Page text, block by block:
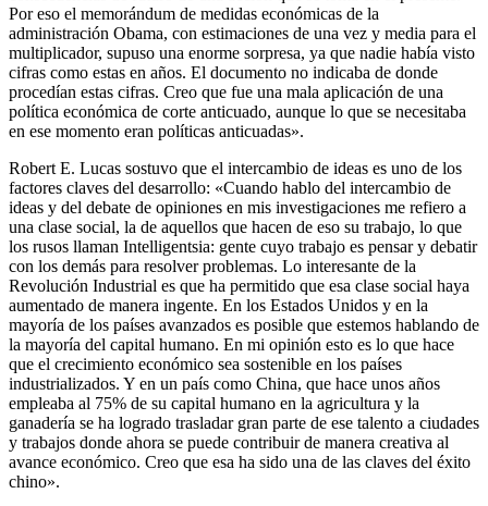
Por eso el memorándum de medidas económicas de la
administración Obama, con estimaciones de una vez y media para el
multiplicador, supuso una enorme sorpresa, ya que nadie había visto
cifras como estas en años. El documento no indicaba de donde
procedían estas cifras. Creo que fue una mala aplicación de una
política económica de corte anticuado, aunque lo que se necesitaba
en ese momento eran políticas anticuadas».
Robert E. Lucas sostuvo que el intercambio de ideas es uno de los
factores claves del desarrollo: «Cuando hablo del intercambio de
ideas y del debate de opiniones en mis investigaciones me refiero a
una clase social, la de aquellos que hacen de eso su trabajo, lo que
los rusos llaman Intelligentsia: gente cuyo trabajo es pensar y debatir
con los demás para resolver problemas. Lo interesante de la
Revolución Industrial es que ha permitido que esa clase social haya
aumentado de manera ingente. En los Estados Unidos y en la
mayoría de los países avanzados es posible que estemos hablando de
la mayoría del capital humano. En mi opinión esto es lo que hace
que el crecimiento económico sea sostenible en los países
industrializados. Y en un país como China, que hace unos años
empleaba al 75% de su capital humano en la agricultura y la
ganadería se ha logrado trasladar gran parte de ese talento a ciudades
y trabajos donde ahora se puede contribuir de manera creativa al
avance económico. Creo que esa ha sido una de las claves del éxito
chino».